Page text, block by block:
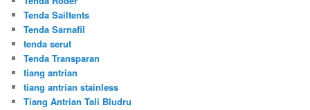
Tenda Sailtents
Tenda Sarnafil
tenda serut
Tenda Transparan
tiang antrian
tiang antrian stainless
Tiang Antrian Tali Bludru